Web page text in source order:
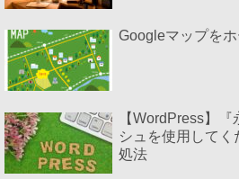
Googleマップを
【WordPress】
シュを使用して
処法